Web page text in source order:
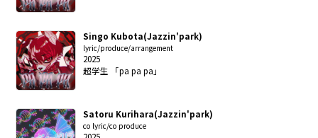
Singo Kubota(Jazzin'park)
lyric/produce/arrangement
2025
超学生 「pa pa pa」
Satoru Kurihara(Jazzin'park)
co lyric/co produce